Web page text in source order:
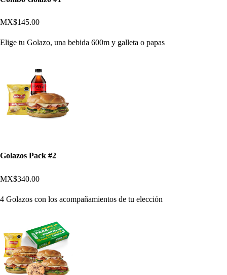
MX$145.00
Elige tu Golazo, una bebida 600m y galleta o papas
Golazos Pack #2
MX$340.00
4 Golazos con los acompañamientos de tu elección